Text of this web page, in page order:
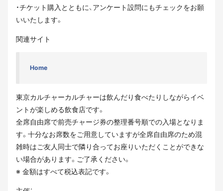
・チケット購入とともに、アンケート設問にもチェックをお願
いいたします。
関連サイト
Home
東京カルチャーカルチャーは飲んだり食べたりしながらイベ
ントが楽しめる飲食店です。
全席自由席で前売チャージ券の整理番号順での入場となりま
す。十分なお席数をご用意していますが全席自由席のため混
雑時はご友人同士で隣り合ってお座りいただくことができな
い場合があります。ご了承ください。
※ 金額はすべて税込表記です。